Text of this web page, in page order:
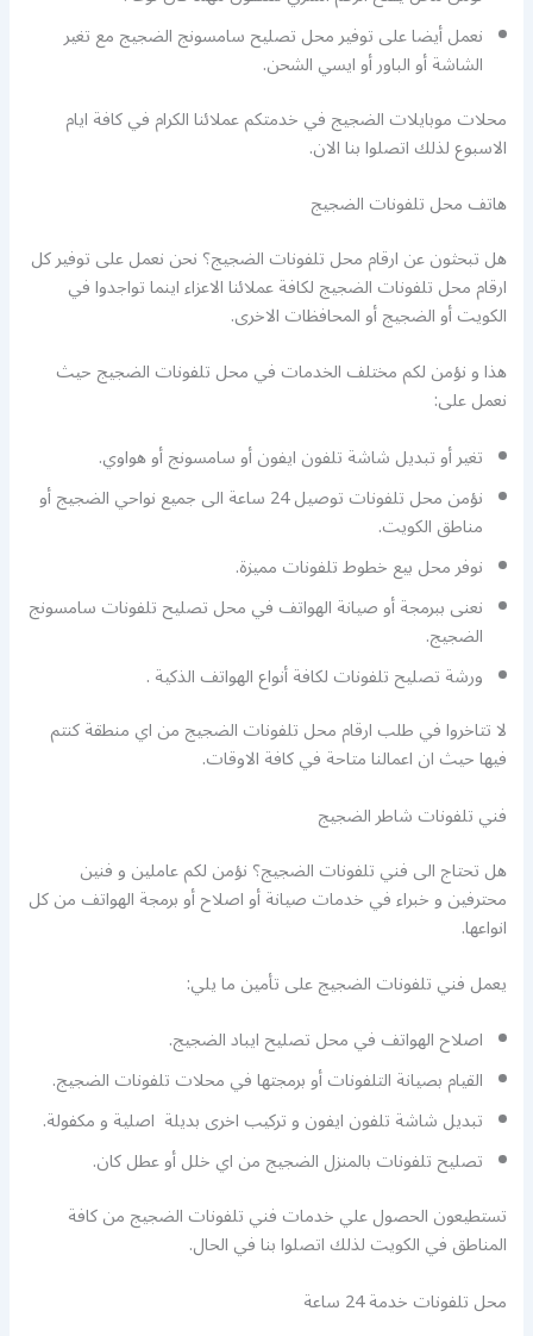
نعمل أيضا على توفير محل تصليح سامسونج الضجيج مع تغير
الشاشة أو الباور أو ايسي الشحن.
محلات موبايلات الضجيج في خدمتكم عملائنا الكرام في كافة ايام
الاسبوع لذلك اتصلوا بنا الان.
هاتف محل تلفونات الضجيج
هل تبحثون عن ارقام محل تلفونات الضجيج؟ نحن نعمل على توفير كل
ارقام محل تلفونات الضجيج لكافة عملائنا الاعزاء اينما تواجدوا في
الكويت أو الضجيج أو المحافظات الاخرى.
هذا و نؤمن لكم مختلف الخدمات في محل تلفونات الضجيج حيث
نعمل على:
تغير أو تبديل شاشة تلفون ايفون أو سامسونج أو هواوي.
نؤمن محل تلفونات توصيل 24 ساعة الى جميع نواحي الضجيج أو
مناطق الكويت.
نوفر محل بيع خطوط تلفونات مميزة.
نعنى ببرمجة أو صيانة الهواتف في محل تصليح تلفونات سامسونج
الضجيج.
ورشة تصليح تلفونات لكافة أنواع الهواتف الذكية .
لا تتاخروا في طلب ارقام محل تلفونات الضجيج من اي منطقة كنتم
فيها حيث ان اعمالنا متاحة في كافة الاوقات.
فني تلفونات شاطر الضجيج
هل تحتاج الى فني تلفونات الضجيج؟ نؤمن لكم عاملين و فنين
محترفين و خبراء في خدمات صيانة أو اصلاح أو برمجة الهواتف من كل
انواعها.
يعمل فني تلفونات الضجيج على تأمين ما يلي:
اصلاح الهواتف في محل تصليح ايباد الضجيج.
القيام بصيانة التلفونات أو برمجتها في محلات تلفونات الضجيج.
تبديل شاشة تلفون ايفون و تركيب اخرى بديلة اصلية و مكفولة.
تصليح تلفونات بالمنزل الضجيج من اي خلل أو عطل كان.
تستطيعون الحصول علي خدمات فني تلفونات الضجيج من كافة
المناطق في الكويت لذلك اتصلوا بنا في الحال.
محل تلفونات خدمة 24 ساعة